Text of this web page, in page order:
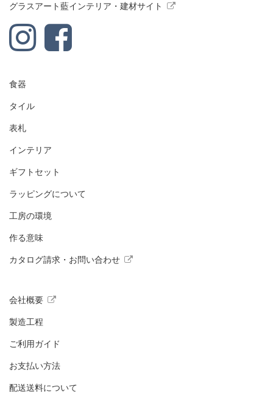
グラスアート藍インテリア・建材サイト
食器
タイル
表札
インテリア
ギフトセット
ラッピングについて
工房の環境
作る意味
カタログ請求・お問い合わせ
会社概要
製造工程
ご利用ガイド
お支払い方法
配送送料について